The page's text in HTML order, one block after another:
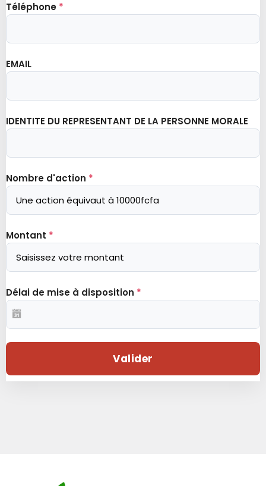
Téléphone *
EMAIL
IDENTITE DU REPRESENTANT DE LA PERSONNE MORALE
Nombre d'action *
Montant *
Délai de mise à disposition *
Valider